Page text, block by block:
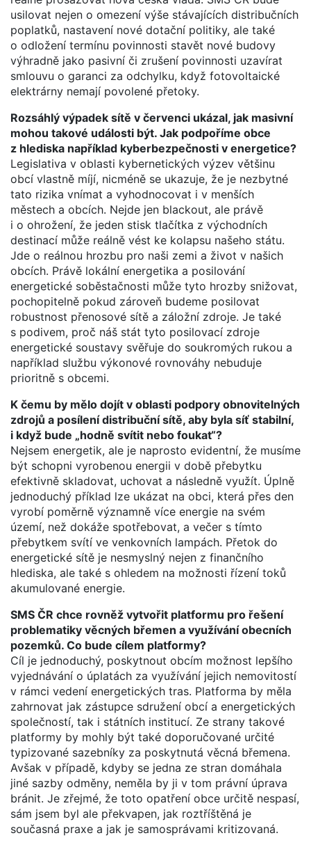
usilovat nejen o omezení výše stávajících distribučních
poplatků, nastavení nové dotační politiky, ale také
o odložení termínu povinnosti stavět nové budovy
výhradně jako pasivní či zrušení povinnosti uzavírat
smlouvu o garanci za odchylku, když fotovoltaické
elektrárny nemají povolené přetoky.
Rozsáhlý výpadek sítě v červenci ukázal, jak masivní
mohou takové události být. Jak podpoříme obce
z hlediska například kyberbezpečnosti v energetice?
Legislativa v oblasti kybernetických výzev většinu
obcí vlastně míjí, nicméně se ukazuje, že je nezbytné
tato rizika vnímat a vyhodnocovat i v menších
městech a obcích. Nejde jen blackout, ale právě
i o ohrožení, že jeden stisk tlačítka z východních
destinací může reálně vést ke kolapsu našeho státu.
Jde o reálnou hrozbu pro naši zemi a život v našich
obcích. Právě lokální energetika a posilování
energetické soběstačnosti může tyto hrozby snižovat,
pochopitelně pokud zároveň budeme posilovat
robustnost přenosové sítě a záložní zdroje. Je také
s podivem, proč náš stát tyto posilovací zdroje
energetické soustavy svěřuje do soukromých rukou a
například službu výkonové rovnováhy nebuduje
prioritně s obcemi.
K čemu by mělo dojít v oblasti podpory obnovitelných
zdrojů a posílení distribuční sítě, aby byla síť stabilní,
i když bude „hodně svítit nebo foukat“?
Nejsem energetik, ale je naprosto evidentní, že musíme
být schopni vyrobenou energii v době přebytku
efektivně skladovat, uchovat a následně využít. Úplně
jednoduchý příklad lze ukázat na obci, která přes den
vyrobí poměrně významně více energie na svém
území, než dokáže spotřebovat, a večer s tímto
přebytkem svítí ve venkovních lampách. Přetok do
energetické sítě je nesmyslný nejen z finančního
hlediska, ale také s ohledem na možnosti řízení toků
akumulované energie.
SMS ČR chce rovněž vytvořit platformu pro řešení
problematiky věcných břemen a využívání obecních
pozemků. Co bude cílem platformy?
Cíl je jednoduchý, poskytnout obcím možnost lepšího
vyjednávání o úplatách za využívání jejich nemovitostí
v rámci vedení energetických tras. Platforma by měla
zahrnovat jak zástupce sdružení obcí a energetických
společností, tak i státních institucí. Ze strany takové
platformy by mohly být také doporučované určité
typizované sazebníky za poskytnutá věcná břemena.
Avšak v případě, kdyby se jedna ze stran domáhala
jiné sazby odměny, neměla by ji v tom právní úprava
bránit. Je zřejmé, že toto opatření obce určitě nespasí,
sám jsem byl ale překvapen, jak roztříštěná je
současná praxe a jak je samosprávami kritizovaná.